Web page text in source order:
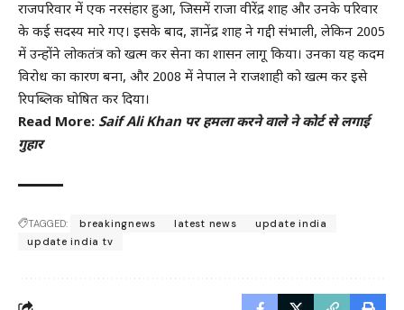
राजपरिवार में एक नरसंहार हुआ, जिसमें राजा वीरेंद्र शाह और उनके परिवार
के कई सदस्य मारे गए। इसके बाद, ज्ञानेंद्र शाह ने गद्दी संभाली, लेकिन 2005
में उन्होंने लोकतंत्र को खत्म कर सेना का शासन लागू किया। उनका यह कदम
विरोध का कारण बना, और 2008 में नेपाल ने राजशाही को खत्म कर इसे
रिपब्लिक घोषित कर दिया।
Read More: Saif Ali Khan पर हमला करने वाले ने कोर्ट से लगाई
गुहार
TAGGED: breakingnews latest news
update india
update india tv